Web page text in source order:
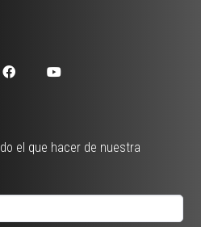
el que hacer de nuestra